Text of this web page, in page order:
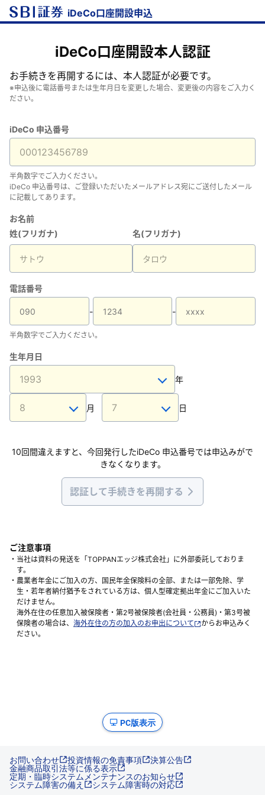
iDeCo口座開設申込
iDeCo口座開設本人認証
お手続きを再開するには、本人認証が必要です。
※申込後に電話番号または生年月日を変更した場合、変更後の内容をご入力く
ださい。
iDeCo 申込番号
半角数字でご入力ください。
iDeCo 申込番号は、ご登録いただいたメールアドレス宛にご送付したメール
に記載してあります。
お名前
姓(フリガナ)
名(フリガナ)
電話番号
- -
半角数字でご入力ください。
生年月日
年
月 日
10回間違えますと、今回発行したiDeCo 申込番号では申込みがで
きなくなります。
認証して手続きを再開する
ご注意事項
・当社は資料の発送を「TOPPANエッジ株式会社」に外部委託しておりま
す。
・農業者年金にご加入の方、国民年金保険料の全部、または一部免除、学
生・若年者納付猶予をされている方は、個人型確定拠出年金にご加入いた
だけません。
海外在住の任意加入被保険者・第2号被保険者(会社員・公務員)・第3号被
保険者の場合は、 海外在住の方の加入のお申出について
からお申込みく
ださい。
PC版表示
お問い合わせ 投資情報の免責事項 決算公告
金融商品取引法等に係る表示
定期・臨時システムメンテナンスのお知らせ
システム障害の備え システム障害時の対応